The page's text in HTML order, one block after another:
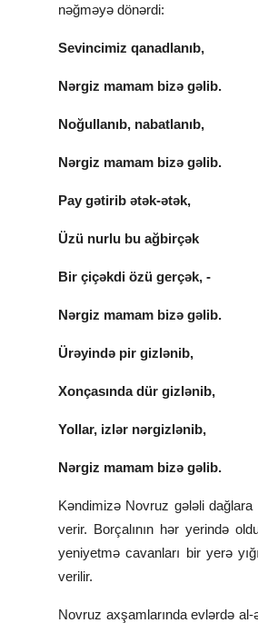
nəğməyə dönərdi:
Sevincimiz qanadlanıb,
Nərgiz mamam bizə gəlib.
Noğullanıb, nabatlanıb,
Nərgiz mamam bizə gəlib.
Pay gətirib ətək-ətək,
Üzü nurlu bu ağbirçək
Bir çiçəkdi özü gerçək, -
Nərgiz mamam bizə gəlib.
Ürəyində pir gizlənib,
Xonçasında dür gizlənib,
Yollar, izlər nərgizlənib,
Nərgiz mamam bizə gəlib.
Kəndimizə Novruz gələli dağlara
verir. Borçalının hər yerində
yeniyetmə cavanları bir yerə
verilir.
Novruz axşamlarında evlərdə